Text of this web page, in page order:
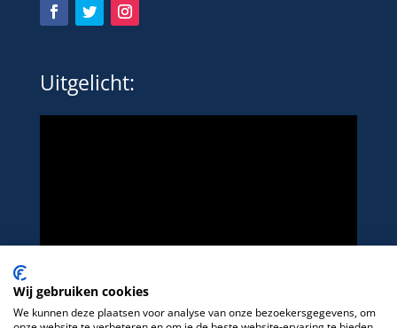
Uitgelicht:
Wij gebruiken cookies
We kunnen deze plaatsen voor analyse van onze bezoekersgegevens, om